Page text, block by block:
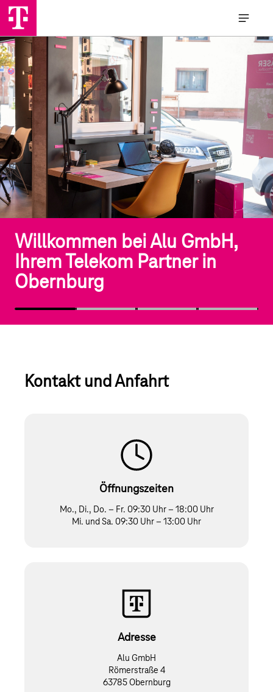
Willkommen bei Alu GmbH,
Ihrem Telekom Partner in
Obernburg
Kontakt und Anfahrt
Öffnungszeiten
Mo., Di., Do. – Fr. 09:30 Uhr – 18:00 Uhr
Mi. und Sa. 09:30 Uhr – 13:00 Uhr
Adresse
Alu GmbH
Römerstraße 4
63785 Obernburg